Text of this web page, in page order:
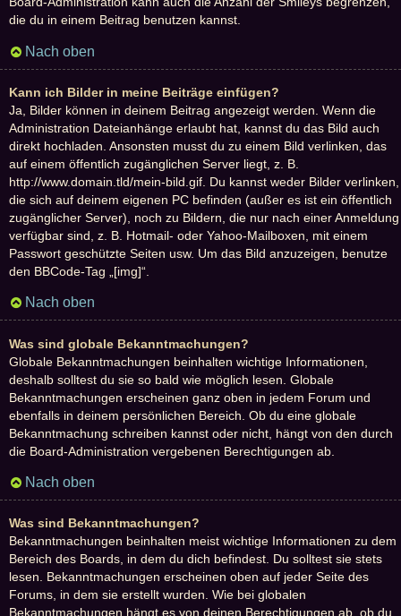
die du in einem Beitrag benutzen kannst.
Nach oben
Kann ich Bilder in meine Beiträge einfügen?
Ja, Bilder können in deinem Beitrag angezeigt werden. Wenn die
Administration Dateianhänge erlaubt hat, kannst du das Bild auch
direkt hochladen. Ansonsten musst du zu einem Bild verlinken, das
auf einem öffentlich zugänglichen Server liegt, z. B.
http://www.domain.tld/mein-bild.gif. Du kannst weder Bilder verlinken,
die sich auf deinem eigenen PC befinden (außer es ist ein öffentlich
zugänglicher Server), noch zu Bildern, die nur nach einer Anmeldung
verfügbar sind, z. B. Hotmail- oder Yahoo-Mailboxen, mit einem
Passwort geschützte Seiten usw. Um das Bild anzuzeigen, benutze
den BBCode-Tag „[img]“.
Nach oben
Was sind globale Bekanntmachungen?
Globale Bekanntmachungen beinhalten wichtige Informationen,
deshalb solltest du sie so bald wie möglich lesen. Globale
Bekanntmachungen erscheinen ganz oben in jedem Forum und
ebenfalls in deinem persönlichen Bereich. Ob du eine globale
Bekanntmachung schreiben kannst oder nicht, hängt von den durch
die Board-Administration vergebenen Berechtigungen ab.
Nach oben
Was sind Bekanntmachungen?
Bekanntmachungen beinhalten meist wichtige Informationen zu dem
Bereich des Boards, in dem du dich befindest. Du solltest sie stets
lesen. Bekanntmachungen erscheinen oben auf jeder Seite des
Forums, in dem sie erstellt wurden. Wie bei globalen
Bekanntmachungen hängt es von deinen Berechtigungen ab, ob du